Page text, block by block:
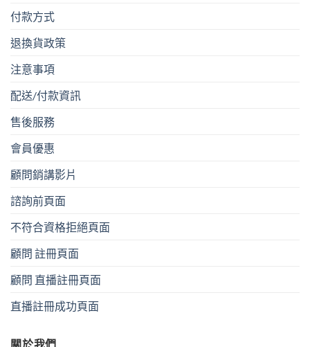
項
付款方式
退換貨政策
注意事項
配送/付款資訊
售後服務
會員優惠
顧問銷講影片
諮詢前頁面
不符合資格拒絕頁面
顧問 註冊頁面
顧問 直播註冊頁面
直播註冊成功頁面
關於我們